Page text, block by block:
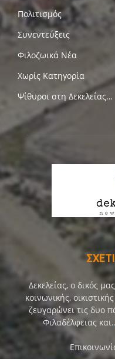
Πολιτισμός
Συνεντεύξεις
Φιλοζωικά Νέα
Χωρίς Κατηγορία
Ψίθυροι στη Δεκελείας…
Δεκελείας, ο δικός
κοινωνικής,
ζευγαρώνει τις δυο
Φιλαδέλφειας